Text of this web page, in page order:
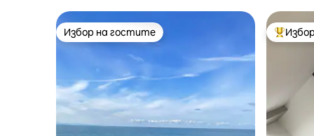
Избор на гостите
Избор на гостите Най-